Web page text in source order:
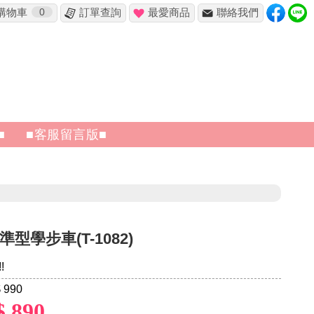
物車 0 訂單查詢 最愛商品 聯絡我們
■客服留言版■
✖
型學步車(T-1082)
990